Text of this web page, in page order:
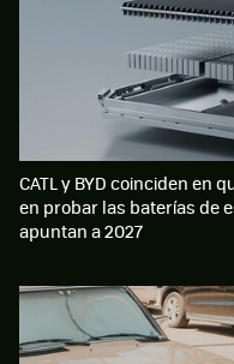
CATL y BYD coinciden en
en probar las baterías de
apuntan a 2027